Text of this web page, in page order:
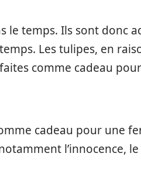
le temps. Ils sont donc
Les tulipes, en
comme cadeau
cadeau pour une
l’innocence,